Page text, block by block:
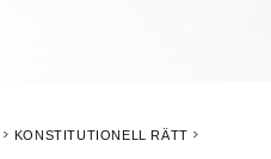
KONSTITUTIONELL RÄTT